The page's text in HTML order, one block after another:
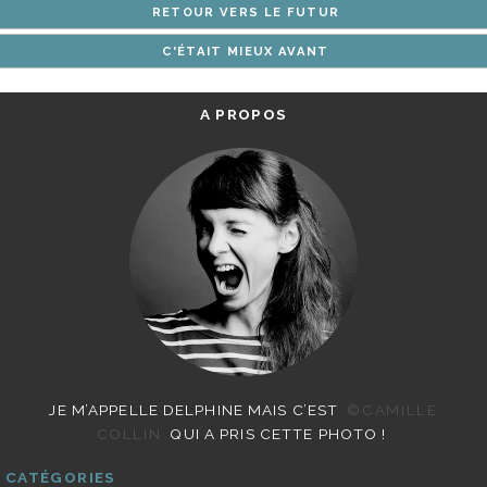
ARTICLES
RETOUR VERS LE FUTUR
C'ÉTAIT MIEUX AVANT
A PROPOS
JE M’APPELLE DELPHINE MAIS C’EST
©CAMILLE
COLLIN
QUI A PRIS CETTE PHOTO !
CATÉGORIES